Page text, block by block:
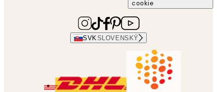
cookie
SVK SLOVENSKÝ